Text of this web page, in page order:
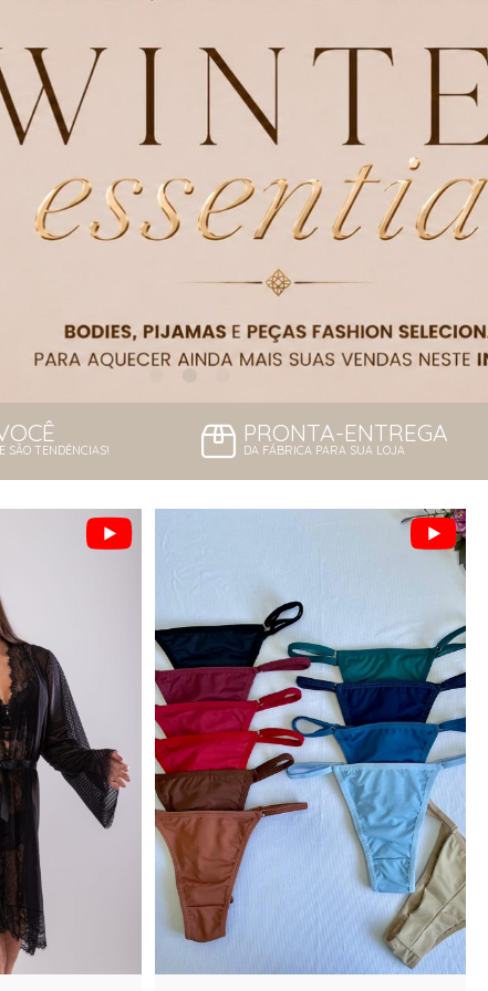
SÃO TENDÊNCIAS!
PRONTA-ENTREGA
DA FÁBRICA PARA SUA LOJA